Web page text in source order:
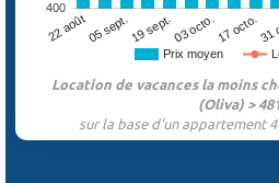
Prix moyen
22 août05 sept.19 sept.03 octo.17 octo.
400
Location de vacances la moins
(Oliva) >
sur la base d'un appartement